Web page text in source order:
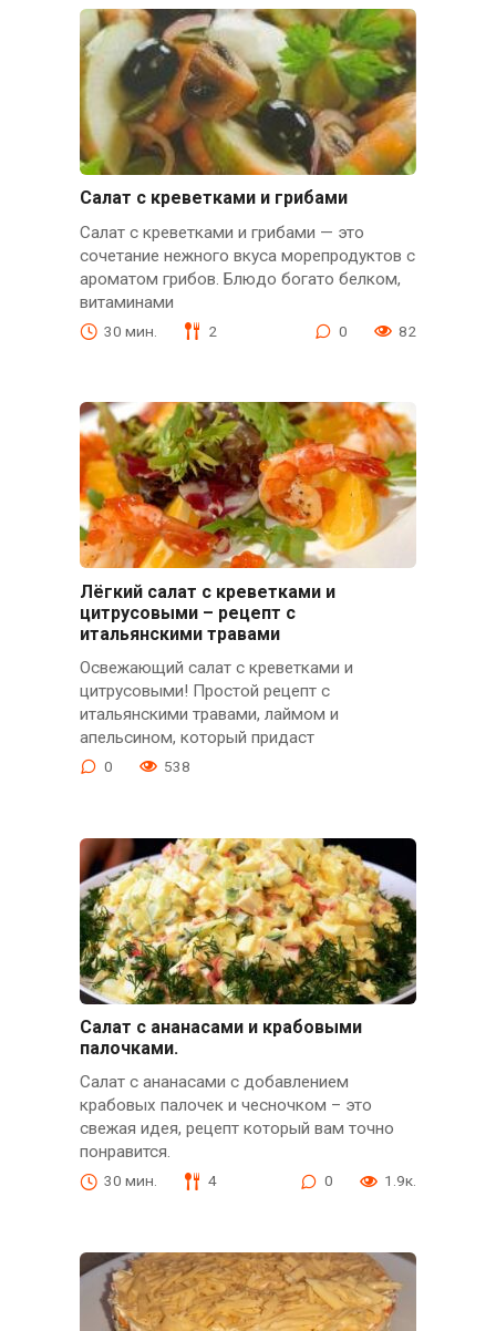
Салат с креветками и грибами
Салат с креветками и грибами — это
сочетание нежного вкуса морепродуктов с
ароматом грибов. Блюдо богато белком,
витаминами
30 мин. 2 0 82
Лёгкий салат с креветками и
цитрусовыми – рецепт с
итальянскими травами
Освежающий салат с креветками и
цитрусовыми! Простой рецепт с
итальянскими травами, лаймом и
апельсином, который придаст
0 538
Салат с ананасами и крабовыми
палочками.
Салат с ананасами с добавлением
крабовых палочек и чесночком – это
свежая идея, рецепт который вам точно
понравится.
30 мин. 4 0 1.9к.